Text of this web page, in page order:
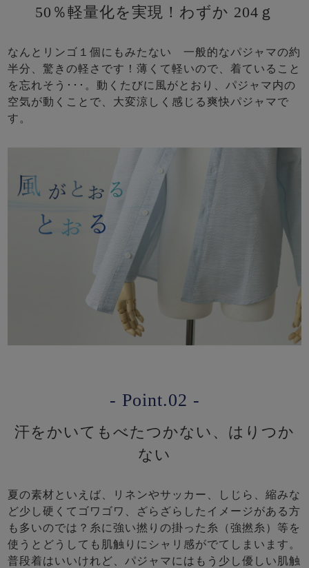
50％軽量化を実現！わずか 204ｇ
なんとリンゴ１個にもみたない 一般的なパジャマの約
半分、驚きの軽さです！薄くて軽いので、着ていること
を忘れそう･･･。動くたびに風がとおり、パジャマ内の
空気が動くことで、大変涼しく感じる爽快パジャマで
す。
- Point.02 -
汗をかいてもべたつかない、はりつか
ない
夏の素材といえば、リネンやサッカー、しじら、縮みな
ど少し硬くてゴワゴワ、ざらざらしたイメージがある方
も多いのでは？糸に強い撚りの掛った糸（強撚糸）等を
使うとどうしても肌触りにシャリ感がでてしまいます。
普段着はいいけれど、パジャマにはもう少し優しい肌触